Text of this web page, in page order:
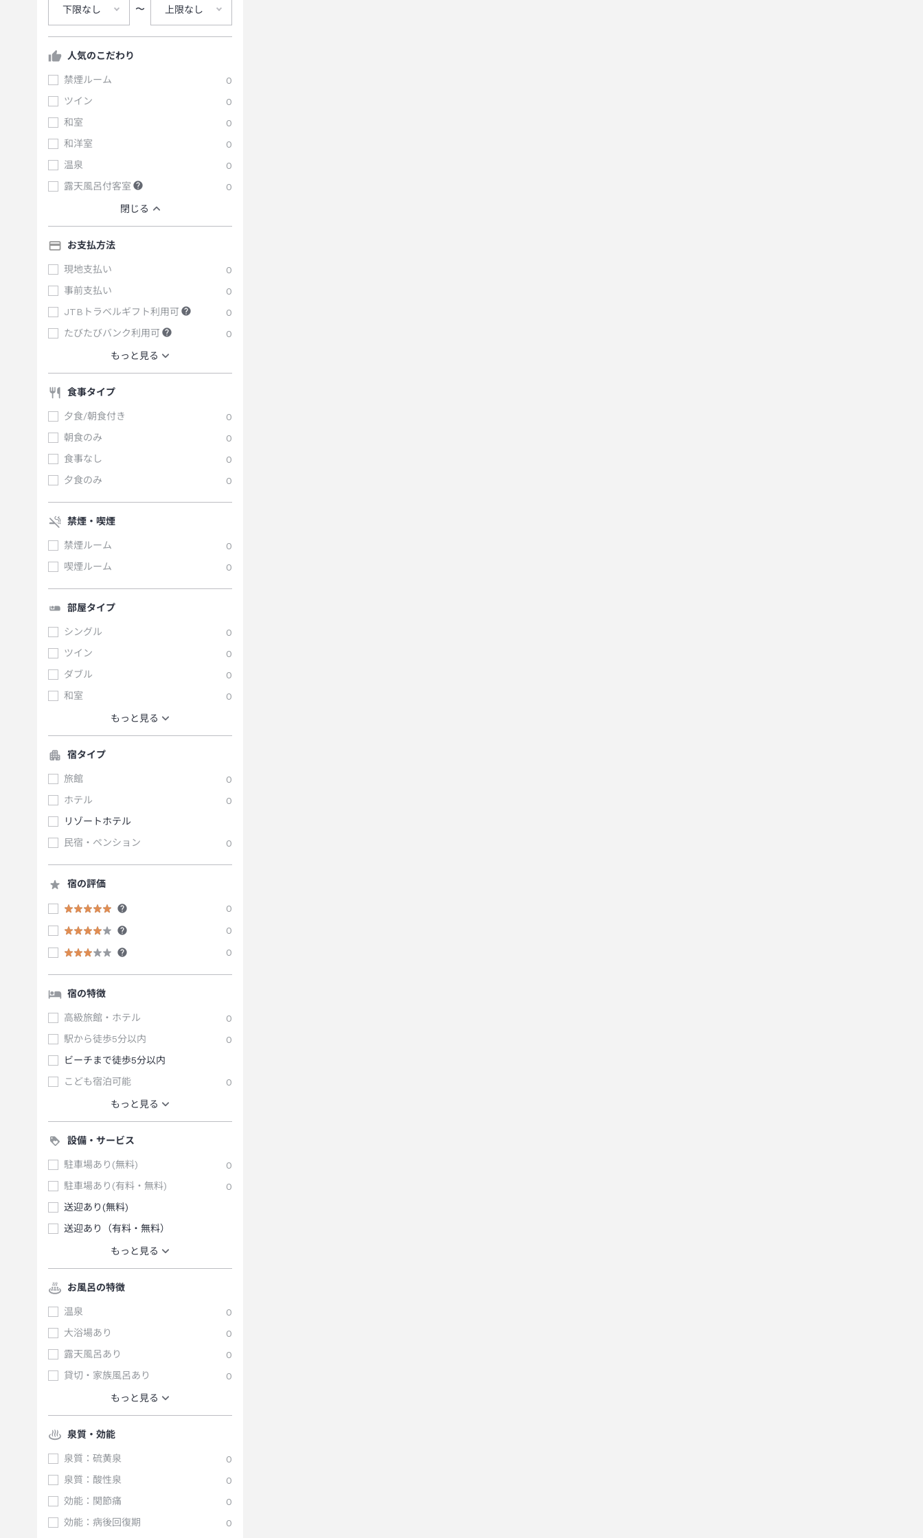
下限なし 〜 上限なし
人気のこだわり
禁煙ルーム
0
ツイン
0
和室
0
和洋室
0
温泉
0
露天風呂付客室
0
閉じる
お支払方法
現地支払い
0
事前支払い
0
JTBトラベルギフト利用可
0
たびたびバンク利用可
0
もっと見る
食事タイプ
夕食/朝食付き
0
朝食のみ
0
食事なし
0
夕食のみ
0
禁煙・喫煙
禁煙ルーム
0
喫煙ルーム
0
部屋タイプ
シングル
0
ツイン
0
ダブル
0
和室
0
もっと見る
宿タイプ
旅館
0
ホテル
0
リゾートホテル
民宿・ペンション
0
宿の評価
0
0
0
宿の特徴
高級旅館・ホテル
0
駅から徒歩5分以内
0
ビーチまで徒歩5分以内
こども宿泊可能
0
もっと見る
設備・サービス
駐車場あり(無料)
0
駐車場あり(有料・無料)
0
送迎あり(無料)
送迎あり（有料・無料）
もっと見る
お風呂の特徴
温泉
0
大浴場あり
0
露天風呂あり
0
貸切・家族風呂あり
0
もっと見る
泉質・効能
泉質：硫黄泉
0
泉質：酸性泉
0
効能：関節痛
0
効能：病後回復期
0